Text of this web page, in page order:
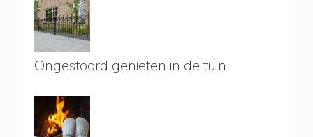
Ongestoord genieten in de tuin